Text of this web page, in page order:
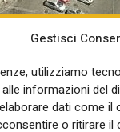
Gestisci
utilizziamo
informazioni del
dati come
o ritirare il